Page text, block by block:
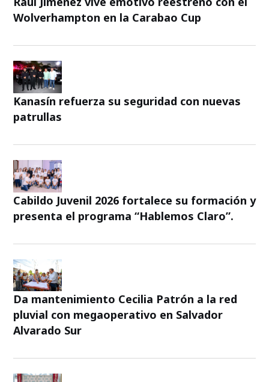
Wolverhampton en la Carabao Cup
Kanasín refuerza su seguridad con nuevas
patrullas
Cabildo Juvenil 2026 fortalece su formación y
presenta el programa “Hablemos Claro”.
Da mantenimiento Cecilia Patrón a la red
pluvial con megaoperativo en Salvador
Alvarado Sur